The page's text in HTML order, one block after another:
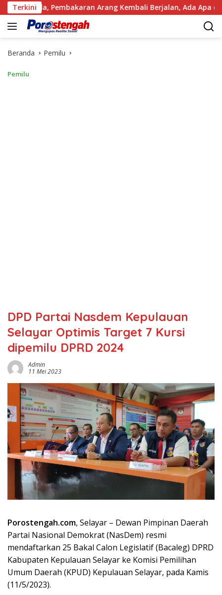
Langsung
ke
konten
Terkini Arang Kembali Berjalan, Ada Apa dengan
Beranda Pemilu
Pemilu
DPD Partai Nasdem Kepulauan
Selayar Optimis Target 7 Kursi
dipemilu DPRD 2024
Admin
11 Mei 2023
Porostengah.com, Selayar – Dewan Pimpinan Daerah
Partai Nasional Demokrat (NasDem) resmi
mendaftarkan 25 Bakal Calon Legislatif (Bacaleg) DPRD
Kabupaten Kepulauan Selayar ke Komisi Pemilihan
Umum Daerah (KPUD) Kepulauan Selayar, pada Kamis
(11/5/2023).